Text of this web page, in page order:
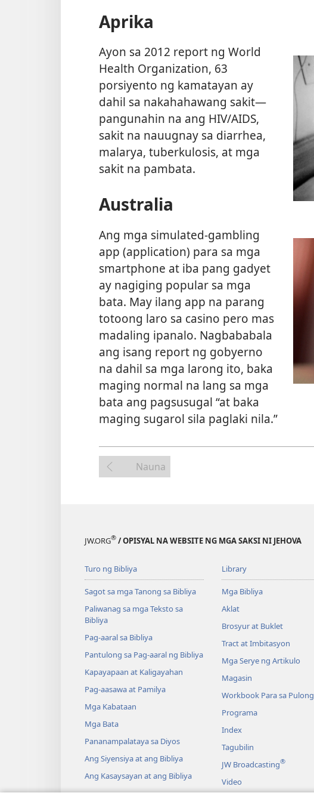
Aprika
Ayon sa 2012 report ng World
Health Organization, 63
porsiyento ng kamatayan ay
dahil sa nakahahawang sakit—
pangunahin na ang HIV/AIDS,
sakit na nauugnay sa diarrhea,
malarya, tuberkulosis, at mga
sakit na pambata.
Australia
Ang mga simulated-gambling
app (application) para sa mga
smartphone at iba pang gadyet
ay nagiging popular sa mga
bata. May ilang app na parang
totoong laro sa casino pero mas
madaling ipanalo. Nagbababala
ang isang report ng gobyerno
na dahil sa mga larong ito, baka
maging normal na lang sa mga
bata ang pagsusugal “at baka
maging sugarol sila paglaki nila.”
Nauna
JW.ORG® / OPISYAL NA WEBSITE NG MGA SAKSI NI JEHOVA
Turo ng Bibliya
Sagot sa mga Tanong sa Bibliya
Paliwanag sa mga Teksto sa
Bibliya
Pag-aaral sa Bibliya
Pantulong sa Pag-aaral ng Bibliya
Kapayapaan at Kaligayahan
Pag-aasawa at Pamilya
Mga Kabataan
Mga Bata
Pananampalataya sa Diyos
Ang Siyensiya at ang Bibliya
Ang Kasaysayan at ang Bibliya
Library
Mga Bibliya
Aklat
Brosyur at Buklet
Tract at Imbitasyon
Mga Serye ng Artikulo
Magasin
Workbook Para sa Pulong
Programa
Index
Tagubilin
JW Broadcasting®
Video